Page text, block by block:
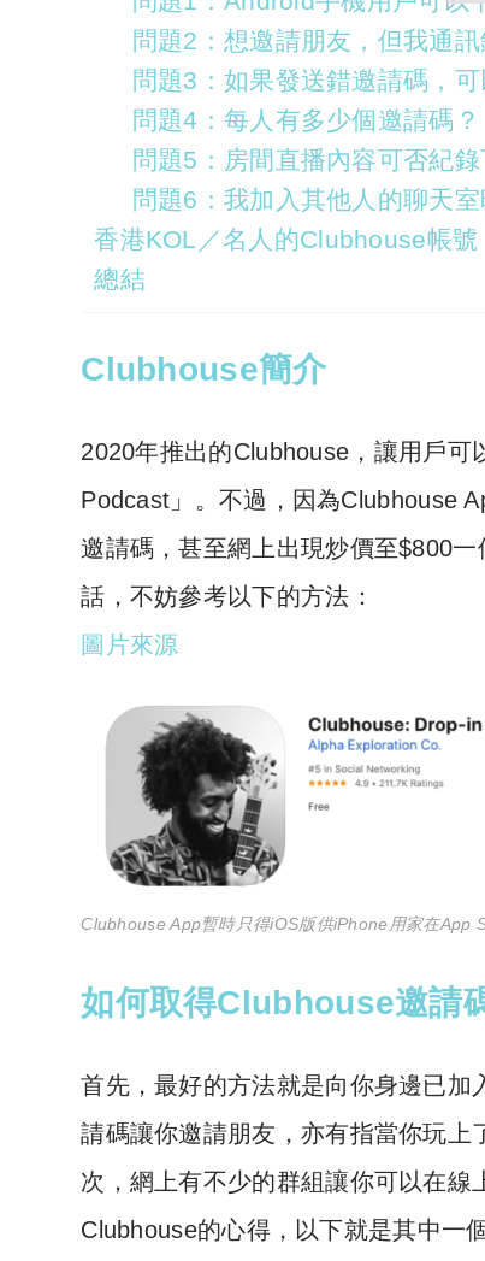
問題2：想邀請朋友，但我通訊
問題3：如果發送錯邀請碼，可
問題4：每人有多少個邀請碼？
問題5：房間直播內容可否紀錄
問題6：我加入其他人的聊天
香港KOL／名人的Clubhouse帳號
總結
Clubhouse簡介
2020年推出的Clubhouse，讓用戶
Podcast」。不過，因為Clubhouse
邀請碼，甚至網上出現炒價至$800
話，不妨參考以下的方法：
圖片來源
Clubhouse App暫時只得iOS版供iPhone用家在App
如何取得Clubhouse邀請
首先，最好的方法就是向你身邊已加
請碼讓你邀請朋友，亦有指當你玩
次，網上有不少的群組讓你可以在
Clubhouse的心得，以下就是其中一